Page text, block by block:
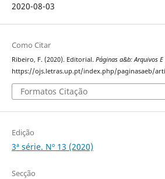
2020-08-03
Como Citar
Ribeiro, F. (2020). Editorial. Páginas a&b: Arquivos
https://ojs.letras.up.pt/index.php/paginasaeb/
Formatos Citação
Edição
3ª série. Nº 13 (2020)
Secção